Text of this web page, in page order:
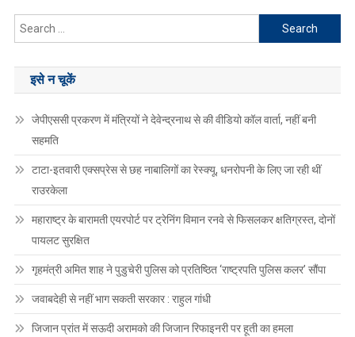
Search
for:
इसे न चूकें
जेपीएससी प्रकरण में मंत्रियों ने देवेन्द्रनाथ से की वीडियो कॉल वार्ता, नहीं बनी
सहमति
टाटा-इतवारी एक्सप्रेस से छह नाबालिगों का रेस्क्यू, धनरोपनी के लिए जा रही थीं
राउरकेला
महाराष्ट्र के बारामती एयरपोर्ट पर ट्रेनिंग विमान रनवे से फिसलकर क्षतिग्रस्त, दोनों
पायलट सुरक्षित
गृहमंत्री अमित शाह ने पुडुचेरी पुलिस को प्रतिष्ठित ‘राष्ट्रपति पुलिस कलर’ सौंपा
जवाबदेही से नहीं भाग सकती सरकार : राहुल गांधी
जिजान प्रांत में सऊदी अरामको की जिजान रिफाइनरी पर हूती का हमला